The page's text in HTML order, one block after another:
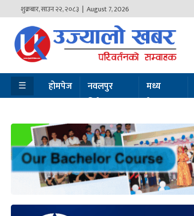
शुक्रबार,साउन२२,२०८३ | August 7, 2026
होमपेज
नवलपुर
विशेष
चितवन
सेरोफेरो
राजनीति
☰ होमपेज
नवलपुर
विशेष
मध्य
नेपाल